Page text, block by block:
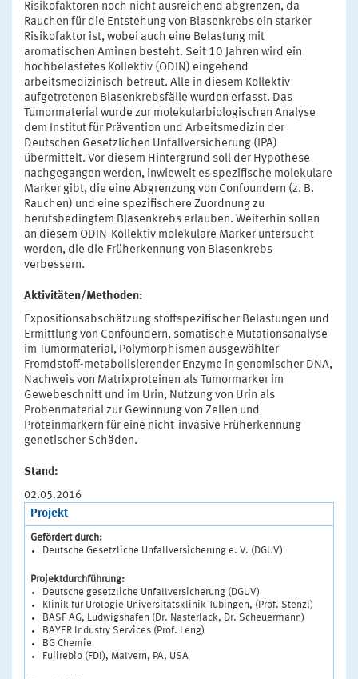
Risikofaktoren noch nicht ausreichend abgrenzen, da
Rauchen für die Entstehung von Blasenkrebs ein starker
Risikofaktor ist, wobei auch eine Belastung mit
aromatischen Aminen besteht. Seit 10 Jahren wird ein
hochbelastetes Kollektiv (ODIN) eingehend
arbeitsmedizinisch betreut. Alle in diesem Kollektiv
aufgetretenen Blasenkrebsfälle wurden erfasst. Das
Tumormaterial wurde zur molekularbiologischen Analyse
dem Institut für Prävention und Arbeitsmedizin der
Deutschen Gesetzlichen Unfallversicherung (IPA)
übermittelt. Vor diesem Hintergrund soll der Hypothese
nachgegangen werden, inwieweit es spezifische molekulare
Marker gibt, die eine Abgrenzung von Confoundern (z. B.
Rauchen) und eine spezifischere Zuordnung zu
berufsbedingtem Blasenkrebs erlauben. Weiterhin sollen
an diesem ODIN-Kollektiv molekulare Marker untersucht
werden, die die Früherkennung von Blasenkrebs
verbessern.
Aktivitäten/Methoden:
Expositionsabschätzung stoffspezifischer Belastungen und
Ermittlung von Confoundern, somatische Mutationsanalyse
im Tumormaterial, Polymorphismen ausgewählter
Fremdstoff-metabolisierender Enzyme in genomischer DNA,
Nachweis von Matrixproteinen als Tumormarker im
Gewebeschnitt und im Urin, Nutzung von Urin als
Probenmaterial zur Gewinnung von Zellen und
Proteinmarkern für eine nicht-invasive Früherkennung
genetischer Schäden.
Stand:
02.05.2016
Projekt
Gefördert durch:
Deutsche Gesetzliche Unfallversicherung e. V. (DGUV)
Projektdurchführung:
Deutsche gesetzliche Unfallversicherung (DGUV)
Klinik für Urologie Universitätsklinik Tübingen, (Prof. Stenzl)
BASF AG, Ludwigshafen (Dr. Nasterlack, Dr. Scheuermann)
BAYER Industry Services (Prof. Leng)
BG Chemie
Fujirebio (FDI), Malvern, PA, USA